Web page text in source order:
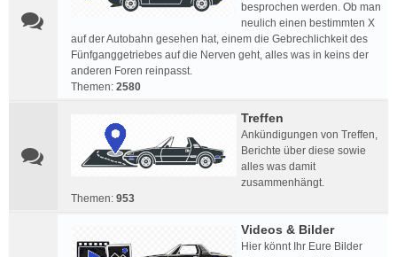
besprochen werden. Ob man
neulich einen bestimmten X
auf der Autobahn gesehen hat, einem die Gebrechlichkeit des
Fünfganggetriebes auf die Nerven geht, alles was in keins der
anderen Foren reinpasst.
Themen: 2580
Treffen
Ankündigungen von Treffen,
Berichte über diese sowie
alles was damit
zusammenhängt.
Themen: 953
Videos & Bilder
Hier könnt Ihr Eure Bilder